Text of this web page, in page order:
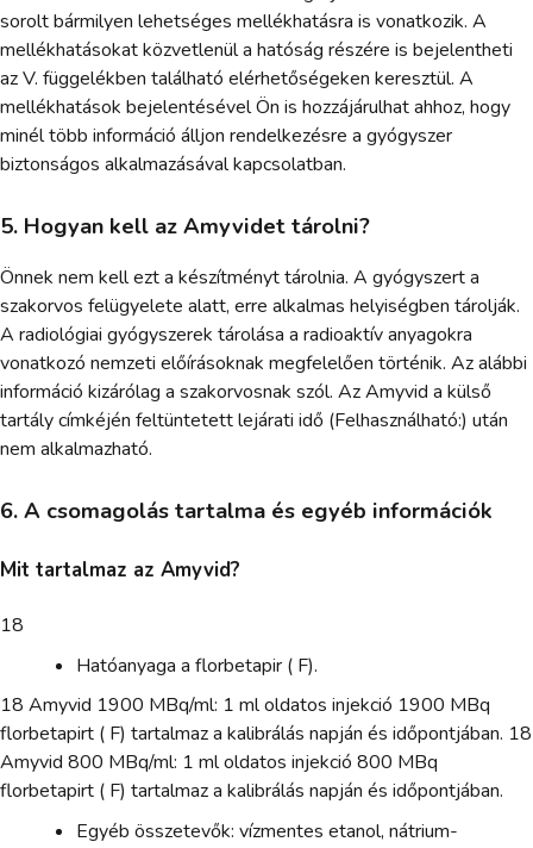
sorolt bármilyen lehetséges mellékhatásra is vonatkozik. A
mellékhatásokat közvetlenül a hatóság részére is bejelentheti
az V. függelékben található elérhetőségeken keresztül. A
mellékhatások bejelentésével Ön is hozzájárulhat ahhoz, hogy
minél több információ álljon rendelkezésre a gyógyszer
biztonságos alkalmazásával kapcsolatban.
5. Hogyan kell az Amyvidet tárolni?
Önnek nem kell ezt a készítményt tárolnia. A gyógyszert a
szakorvos felügyelete alatt, erre alkalmas helyiségben tárolják.
A radiológiai gyógyszerek tárolása a radioaktív anyagokra
vonatkozó nemzeti előírásoknak megfelelően történik. Az alábbi
információ kizárólag a szakorvosnak szól. Az Amyvid a külső
tartály címkéjén feltüntetett lejárati idő (Felhasználható:) után
nem alkalmazható.
6. A csomagolás tartalma és egyéb információk
Mit tartalmaz az Amyvid?
18
Hatóanyaga a florbetapir ( F).
18 Amyvid 1900 MBq/ml: 1 ml oldatos injekció 1900 MBq
florbetapirt ( F) tartalmaz a kalibrálás napján és időpontjában. 18
Amyvid 800 MBq/ml: 1 ml oldatos injekció 800 MBq
florbetapirt ( F) tartalmaz a kalibrálás napján és időpontjában.
Egyéb összetevők: vízmentes etanol, nátrium-